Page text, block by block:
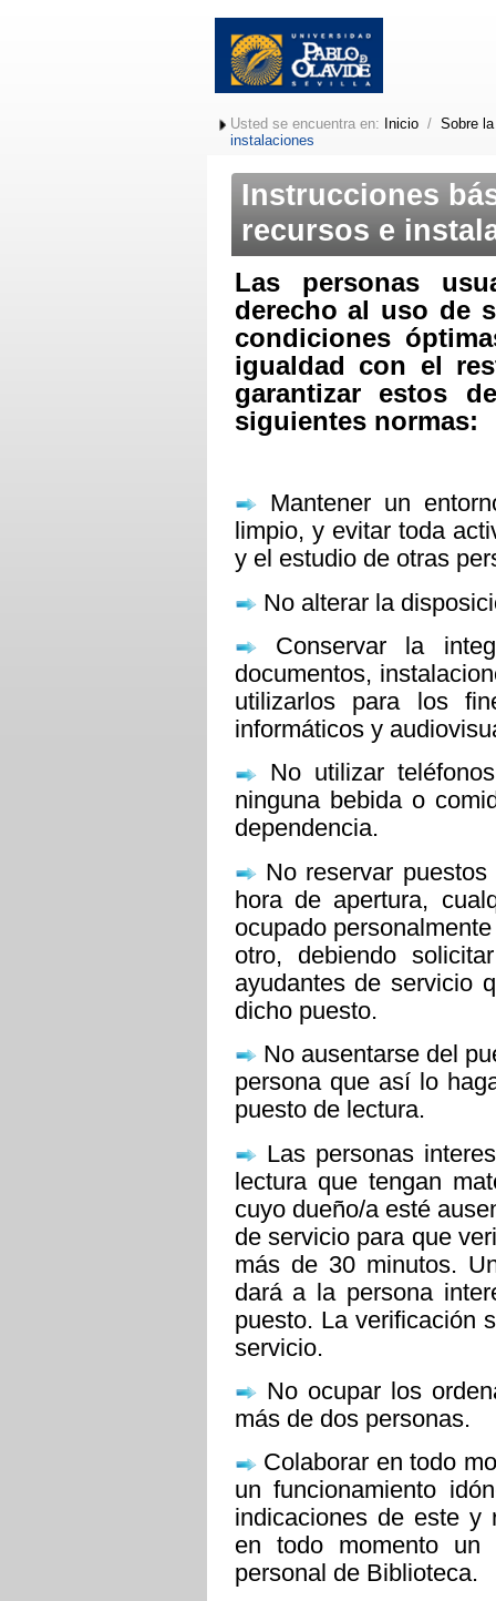
Usted se encuentra en: Inicio/ Sobre
instalaciones
Instrucciones
recursos e
Las personas
derecho al uso de
condiciones
igualdad con el
garantizar estos
siguientes normas:
Mantener un
limpio, y evitar toda
y el estudio de otras
No alterar la
Conservar la
documentos,
utilizarlos para los
informáticos y
No utilizar
ninguna bebida o
dependencia.
No reservar puestos
hora de apertura,
ocupado
otro, debiendo
ayudantes de servicio
dicho puesto.
No ausentarse del
persona que así lo
puesto de lectura.
Las personas
lectura que tengan
cuyo dueño/a esté
de servicio para que
más de 30 minutos.
dará a la persona
puesto. La verificación
servicio.
No ocupar los
más de dos personas.
Colaborar en todo
un funcionamiento
indicaciones de este y
en todo momento
personal de Biblioteca.